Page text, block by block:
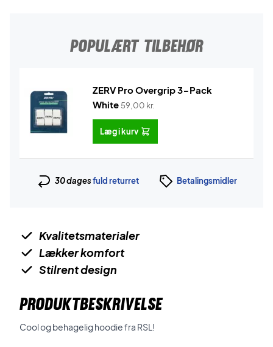
POPULÆRT TILBEHØR
ZERV Pro Overgrip 3-Pack
White 59,00 kr.
Læg i kurv
30 dagesfuld returret Betalingsmidler
Kvalitetsmaterialer
Lækker komfort
Stilrent design
PRODUKTBESKRIVELSE
Cool og behagelig hoodie fra RSL!